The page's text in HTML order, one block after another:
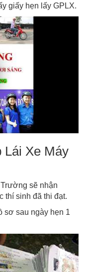
giấy hẹn lấy GPLX.
Lái Xe Máy
sẽ nhận
thí sinh đã thi đạt.
sơ sau ngày hẹn 1